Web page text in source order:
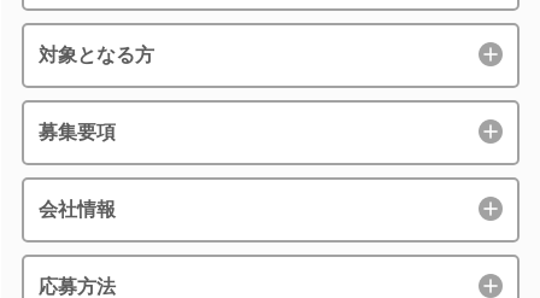
対象となる方
募集要項
会社情報
応募方法